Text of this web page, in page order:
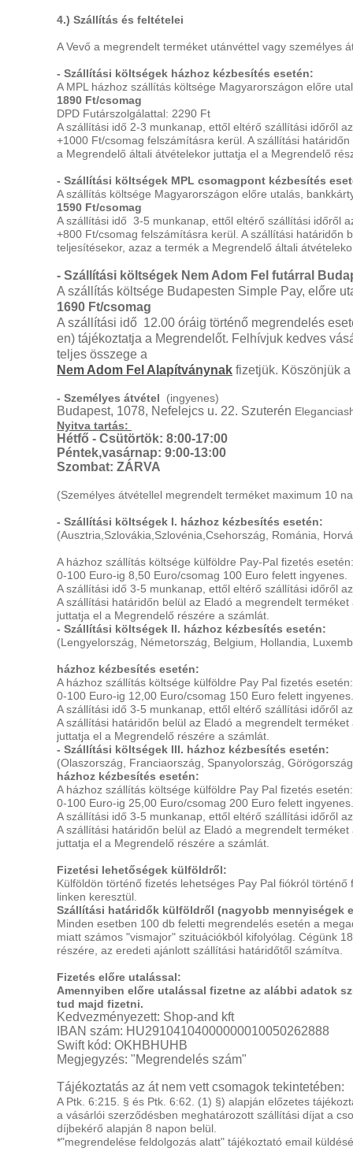
4.) Szállítás és feltételei
A Vevő a megrendelt terméket utánvéttel vagy személyes
- Szállítási költségek házhoz kézbesítés esetén:
A MPL házhoz szállítás költsége Magyarországon előre
1890 Ft/csomag
DPD Futárszolgálattal: 2290 Ft
A szállítási idő 2-3 munkanap, ettől eltérő szállítási időről
+1000 Ft/csomag felszámításra kerül. A szállítási
a Megrendelő általi átvételekor juttatja el a Megrendelő
- Szállítási költségek MPL csomagpont kézbesítés
A szállítás költsége Magyarországon előre utalás,
1590 Ft/csomag
A szállítási idő 3-5 munkanap, ettől eltérő szállítási időről
+800 Ft/csomag felszámításra kerül. A szállítási határidőn
teljesítésekor, azaz a termék a Megrendelő általi
- Szállítási költségek Nem Adom Fel futárral
A szállítás költsége Budapesten Simple Pay, előre
1690 Ft/csomag
A szállítási idő 12.00 óráig történő megrendelés
en) tájékoztatja a Megrendelőt. Felhívjuk kedves
teljes összege a
Nem Adom Fel Alapítványnak fizetjük. Köszönjük
- Személyes átvétel (ingyenes)
Budapest, 1078, Nefelejcs u. 22. Szuterén
Nyitva tartás:
Hétfő - Csütörtök: 8:00-17:00
Péntek,vasárnap: 9:00-13:00
Szombat: ZÁRVA
(Személyes átvétellel megrendelt terméket maximum 10
- Szállítási költségek I. házhoz kézbesítés esetén:
(Ausztria,Szlovákia,Szlovénia, Csehország, Románia,
A házhoz szállítás költsége külföldre Pay-Pal fizetés esetén:
0-100 Euro-ig 8,50 Euro/csomag 100 Euro felett ingyenes.
A szállítási idő 3-5 munkanap, ettől eltérő szállítási időről
A szállítási határidőn belül az Eladó a megrendelt
juttatja el a Megrendelő részére a számlát.
- Szállítási költségek II. házhoz kézbesítés esetén:
(Lengyelország, Németország, Belgium, Hollandia,
házhoz kézbesítés esetén:
A házhoz szállítás költsége külföldre Pay Pal fizetés esetén:
0-100 Euro-ig 12,00 Euro/csomag 150 Euro felett ingyenes.
A szállítási idő 3-5 munkanap, ettől eltérő szállítási időről
A szállítási határidőn belül az Eladó a megrendelt
juttatja el a Megrendelő részére a számlát.
- Szállítási költségek III. házhoz kézbesítés esetén:
(Olaszország, Franciaország, Spanyolország,
házhoz kézbesítés esetén:
A házhoz szállítás költsége külföldre Pay Pal fizetés esetén:
0-100 Euro-ig 25,00 Euro/csomag 200 Euro felett ingyenes.
A szállítási idő 3-5 munkanap, ettől eltérő szállítási időről
A szállítási határidőn belül az Eladó a megrendelt
juttatja el a Megrendelő részére a számlát.
Fizetési lehetőségek külföldről:
Külföldön történő fizetés lehetséges Pay Pal fiókról
linken keresztül.
Szállítási határidők külföldről (nagyobb mennyiségek
Minden esetben 100 db feletti megrendelés esetén a
miatt számos "vismajor" szituációkból kifolyólag. Cégünk
részére, az eredeti ajánlott szállítási határidőtől számítva.
Fizetés előre utalással:
Amennyiben előre utalással fizetne az alábbi adatok
tud majd fizetni.
Kedvezményezett: Shop-and kft
IBAN szám: HU29104104000000010050262888
Swift kód: OKHBHUHB
Megjegyzés: "Megrendelés szám"
Tájékoztatás az át nem vett csomagok tekintetében:
A Ptk. 6:215. § és Ptk. 6:62. (1) §) alapján előzetes
a vásárlói szerződésben meghatározott szállítási díjat a
díjbekérő alapján 8 napon belül.
*"megrendelése feldolgozás alatt" tájékoztató email